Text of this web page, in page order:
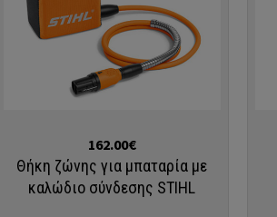
162.00€
Θήκη ζώνης για μπαταρία με
καλώδιο σύνδεσης STIHL